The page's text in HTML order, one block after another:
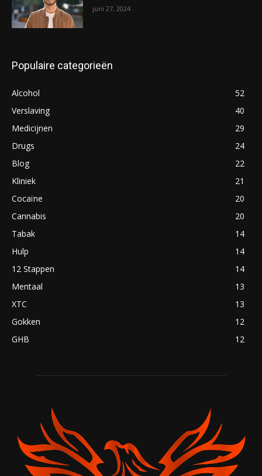
juni 27, 2024
Populaire categorieën
Alcohol
52
Verslaving
40
Medicijnen
29
Drugs
24
Blog
22
Kliniek
21
Cocaïne
20
Cannabis
20
Tabak
14
Hulp
14
12 Stappen
14
Mentaal
13
XTC
13
Gokken
12
GHB
12